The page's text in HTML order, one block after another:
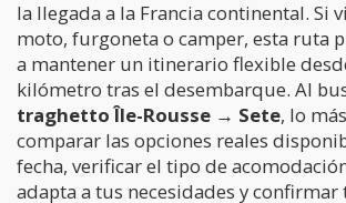
la llegada a la Francia continental. Si
moto, furgoneta o camper, esta ruta
a mantener un itinerario flexible
kilómetro tras el desembarque. Al
traghetto Île-Rousse → Sete, lo
comparar las opciones reales
fecha, verificar el tipo de
adapta a tus necesidades y confirmar